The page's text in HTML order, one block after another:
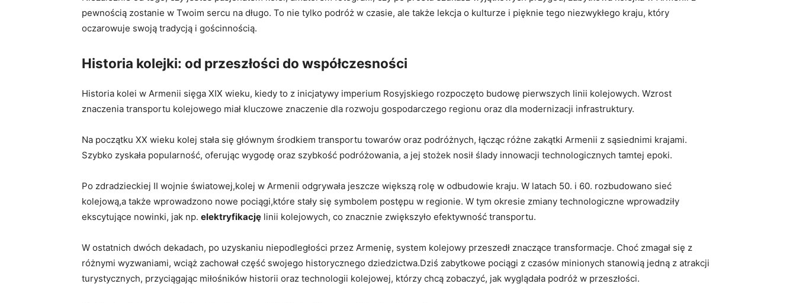
pewnością⁤ zostanie w Twoim ‍sercu na⁢ długo. To nie tylko podróż w czasie, ale także lekcja o kulturze i pięknie tego niezwykłego kraju, który
‍oczarowuje swoją tradycją i gościnnością.
Historia ‌kolejki: ⁢od przeszłości do ⁤współczesności
Historia⁢ kolei w ⁤Armenii sięga ‌XIX wieku, kiedy to ‍z inicjatywy imperium ‍Rosyjskiego rozpoczęto budowę pierwszych ⁢linii⁤ kolejowych. Wzrost
znaczenia transportu kolejowego ​miał kluczowe znaczenie dla rozwoju⁤ gospodarczego regionu oraz dla ​modernizacji infrastruktury.
Na początku XX wieku kolej stała się głównym⁤ środkiem⁣ transportu towarów oraz ​podróżnych, łącząc ⁢różne zakątki Armenii z⁣ sąsiednimi ⁤krajami.
Szybko zyskała popularność,⁤ oferując wygodę oraz szybkość podróżowania, a jej⁤ stożek⁣ nosił ślady innowacji‌ technologicznych tamtej epoki.
Po zdradzieckiej II wojnie‌ światowej,kolej w Armenii odgrywała jeszcze większą rolę w odbudowie kraju. W latach 50.⁣ i 60. rozbudowano ‌sieć‌
kolejową,a także wprowadzono nowe pociągi,które stały się symbolem postępu w regionie. W tym ⁣okresie zmiany technologiczne wprowadziły
ekscytujące ⁢nowinki, jak np. elektryfikację linii kolejowych, co znacznie zwiększyło efektywność transportu.
W ostatnich dwóch dekadach, po uzyskaniu niepodległości przez Armenię, system kolejowy przeszedł znaczące transformacje. Choć zmagał⁢ się z
różnymi ‌wyzwaniami, wciąż zachował część swojego historycznego dziedzictwa.Dziś zabytkowe pociągi z‌ czasów minionych⁣ stanowią jedną z atrakcji
turystycznych, przyciągając miłośników⁣ historii ⁣oraz⁣ technologii kolejowej, którzy⁤ chcą zobaczyć, jak ‌wyglądała ⁤podróż⁤ w przeszłości.